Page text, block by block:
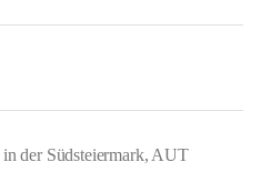
der Südsteiermark, AUT